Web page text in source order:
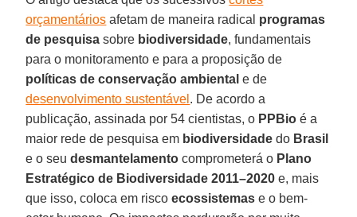
orçamentários afetam de maneira radical programas
de pesquisa sobre biodiversidade, fundamentais
para o monitoramento e para a proposição de
políticas de conservação ambiental e de
desenvolvimento sustentável . De acordo a
publicação, assinada por 54 cientistas, o PPBio é a
maior rede de pesquisa em biodiversidade do Brasil
e o seudesmantelamento comprometerá o Plano
Estratégico de Biodiversidade 2011–2020 e, mais
que isso, coloca em risco ecossistemas e o bem-